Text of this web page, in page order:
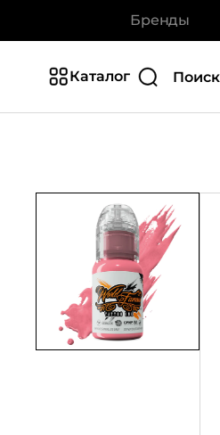
Бренды
Каталог